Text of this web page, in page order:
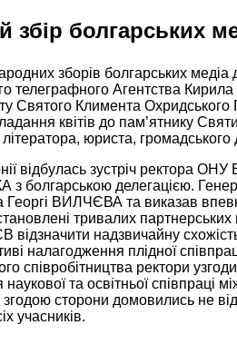
збiр болгарських
зборів болгарських медіа
телеграфного Агентства
Святого Климента Охридського
квітів до пам’ятнику
юриста,
відбулась зустріч ректора
з болгарською делегацією.
ВИЛЧЄВА та виказав
тривалих
надзвичайну схожість
налагодження плідної
співробітництва ректори
та освітньої співпраці
сторони домовились не
учасників.